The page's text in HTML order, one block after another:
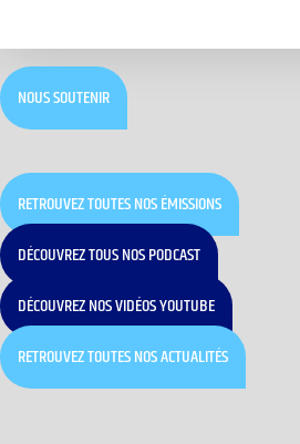
NOUS SOUTENIR
RETROUVEZ TOUTES NOS ÉMISSIONS
DÉCOUVREZ TOUS NOS PODCAST
DÉCOUVREZ NOS VIDÉOS YOUTUBE
RETROUVEZ TOUTES NOS ACTUALITÉS